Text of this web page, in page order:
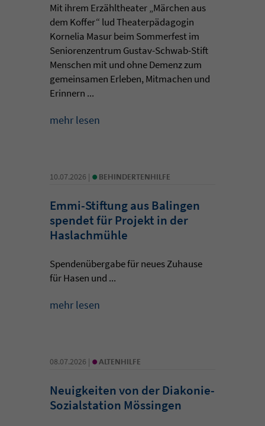
Mit ihrem Erzähltheater „Märchen aus
dem Koffer“ lud Theaterpädagogin
Kornelia Masur beim Sommerfest im
Seniorenzentrum Gustav-Schwab-Stift
Menschen mit und ohne Demenz zum
gemeinsamen Erleben, Mitmachen und
Erinnern ...
mehr lesen
10.07.2026 | • BEHINDERTENHILFE
Emmi-Stiftung aus Balingen
spendet für Projekt in der
Haslachmühle
Spendenübergabe für neues Zuhause
für Hasen und ...
mehr lesen
08.07.2026 | • ALTENHILFE
Neuigkeiten von der Diakonie-
Sozialstation Mössingen